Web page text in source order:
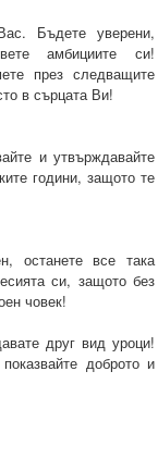
Бъдете уверени,
амбициите си!
през следващите
в сърцата Ви!
и утвърждавайте
години, защото те
останете все така
си, защото без
човек!
друг вид уроци!
доброто и